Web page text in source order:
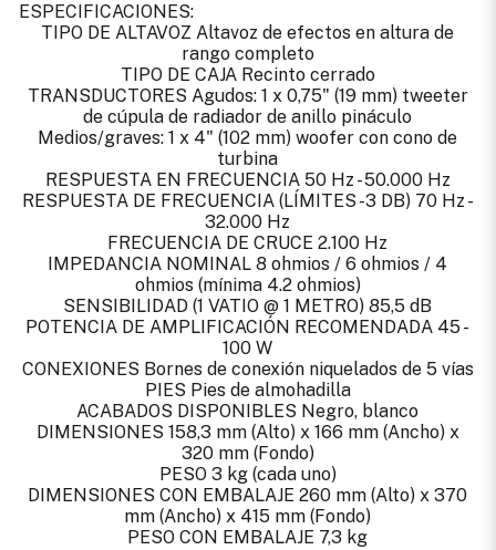
ESPECIFICACIONES:
TIPO DE ALTAVOZ Altavoz de efectos en altura de
rango completo
TIPO DE CAJA Recinto cerrado
TRANSDUCTORES Agudos: 1 x 0,75" (19 mm) tweeter
de cúpula de radiador de anillo pináculo
Medios/graves: 1 x 4" (102 mm) woofer con cono de
turbina
RESPUESTA EN FRECUENCIA 50 Hz - 50.000 Hz
RESPUESTA DE FRECUENCIA (LÍMITES -3 DB) 70 Hz -
32.000 Hz
FRECUENCIA DE CRUCE 2.100 Hz
IMPEDANCIA NOMINAL 8 ohmios / 6 ohmios / 4
ohmios (mínima 4.2 ohmios)
SENSIBILIDAD (1 VATIO @ 1 METRO) 85,5 dB
POTENCIA DE AMPLIFICACIÓN RECOMENDADA 45 -
100 W
CONEXIONES Bornes de conexión niquelados de 5 vías
PIES Pies de almohadilla
ACABADOS DISPONIBLES Negro, blanco
DIMENSIONES 158,3 mm (Alto) x 166 mm (Ancho) x
320 mm (Fondo)
PESO 3 kg (cada uno)
DIMENSIONES CON EMBALAJE 260 mm (Alto) x 370
mm (Ancho) x 415 mm (Fondo)
PESO CON EMBALAJE 7,3 kg